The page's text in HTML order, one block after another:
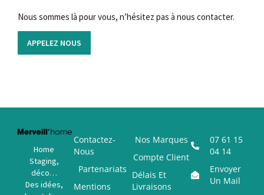
Nous sommes là pour vous, n’hésitez pas à nous contacter.
APPELEZ NOUS
Home
Staging,
déco…
Des idées,
Contactez-
Nous
Partenariats
Mentions
Nos Marques
Compte Client
Délais Et
Livraisons
07 61 15
04 14
Envoyer
Un Mail